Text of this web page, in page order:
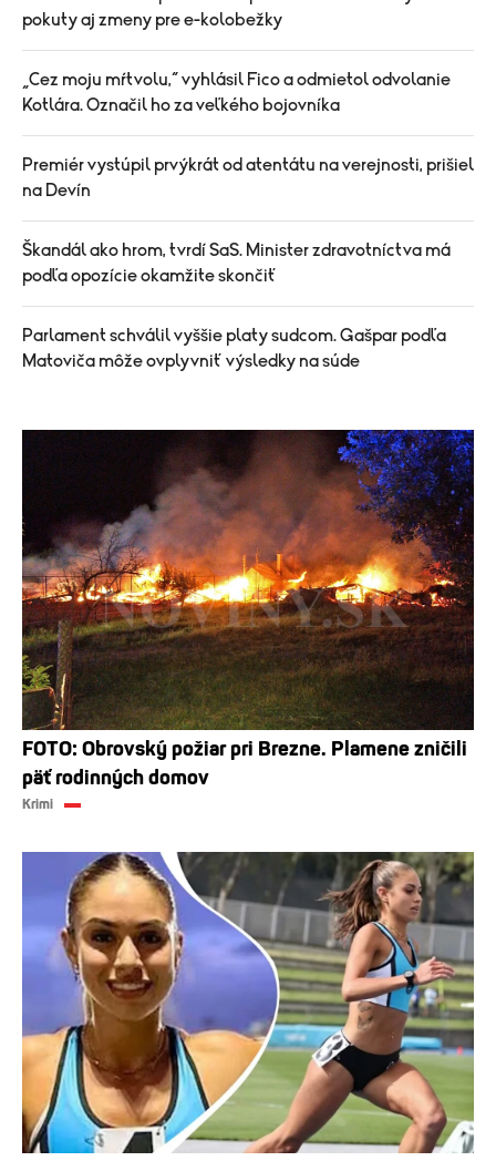
pokuty aj zmeny pre e-kolobežky
„Cez moju mŕtvolu,“ vyhlásil Fico a odmietol odvolanie
Kotlára. Označil ho za veľkého bojovníka
Premiér vystúpil prvýkrát od atentátu na verejnosti, prišiel
na Devín
Škandál ako hrom, tvrdí SaS. Minister zdravotníctva má
podľa opozície okamžite skončiť
Parlament schválil vyššie platy sudcom. Gašpar podľa
Matoviča môže ovplyvniť výsledky na súde
FOTO: Obrovský požiar pri Brezne. Plamene zničili
päť rodinných domov
Krimi